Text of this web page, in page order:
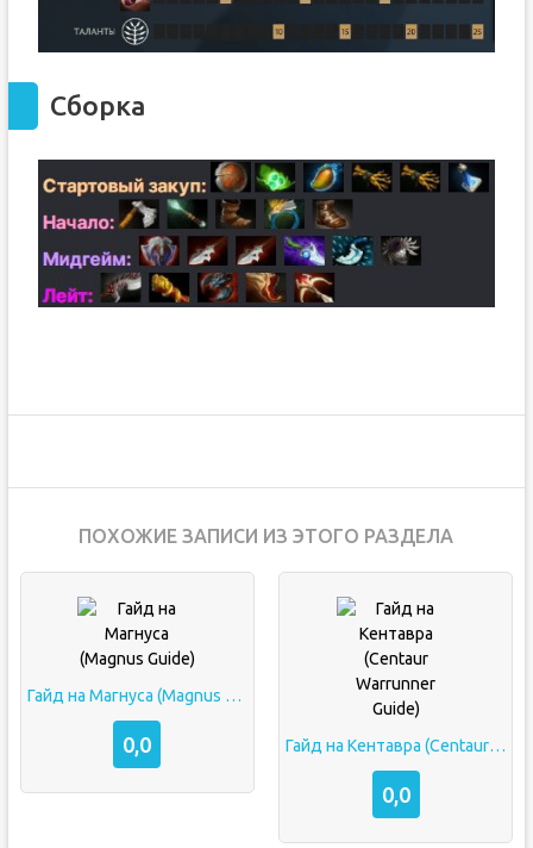
Сборка
ПОХОЖИЕ ЗАПИСИ ИЗ ЭТОГО РАЗДЕЛА
Гайд на Магнуса (Magnus Guide)
0,0 Гайд на Кентавра (Centaur Warrunner Guide)
0,0